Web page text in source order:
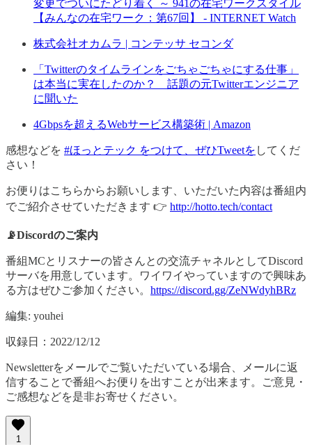
変更でついにたどり着く ～ 941の在宅ワークスタイル
【みんなの在宅ワーク：第67回】 - INTERNET Watch
株式会社オカムラ | コンテッサ セコンダ
「Twitterのタイムラインをごちゃごちゃにする仕事」
は本当に実在したのか？ 話題の元Twitterエンジニア
に聞いた
4Gbpsを超えるWebサービス構築術 | Amazon
感想などを #ほっとテック をつけて、ぜひTweetを してくだ
さい！
お便りはこちらからお願いします、いただいた内容は番組内
でご紹介させていただきます 👉 http://hotto.tech/contact
📡Discordのご案内
番組MCとリスナーの皆さんとの交流チャネルとしてDiscord
サーバを用意しています。ワイワイやっていますので興味あ
る方はぜひご参加ください。 https://discord.gg/ZeNWdyhBRz
編集: youhei
収録日：2022/12/12
Newsletterをメールでご覧いただいている場合、メールに返
信することで番組へお便りを出すことが出来ます。ご意見・
ご感想などを是非お寄せください。
1